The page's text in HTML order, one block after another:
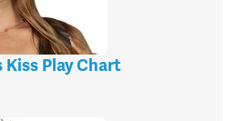
Kiss Play Chart